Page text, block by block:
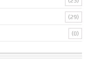
(29)
(0)